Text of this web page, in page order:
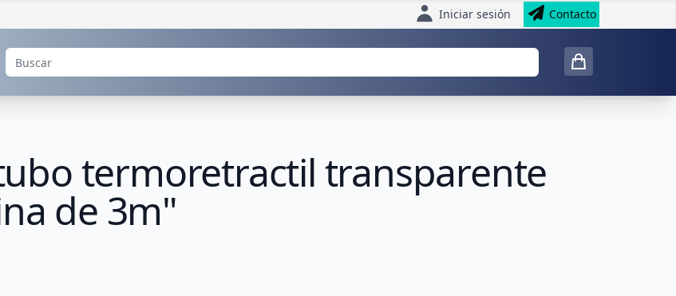
Iniciar sesión Contacto
termoretractil transparente
de 3m"